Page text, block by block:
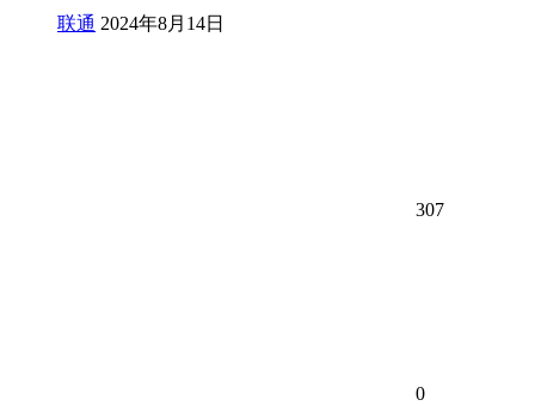
联通 2024年8月14日
307
0